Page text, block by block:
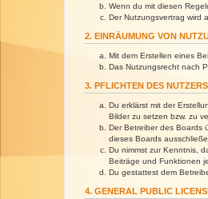
Wenn du mit diesen
Der Nutzungsvertrag wird
2. EINRÄUMUNG VON
Mit dem Erstellen eines
Das Nutzungsrecht nach
3. PFLICHTEN DES NUTZERS
Du erklärst mit der
Bilder zu setzen bzw. zu
Der Betreiber des Boards
dieses Boards
Du nimmst zur Kenntnis,
Beiträge und Funktionen
Du gestattest dem
4. GENERAL PUBLIC